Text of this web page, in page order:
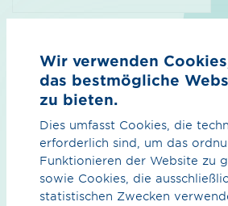
2023/2024
GWJ 2023/2024
Vorschau Download
Wir verwenden
das bestmögliche
zu bieten.
Dies umfasst Cookies, die
erforderlich sind, um das
Funktionieren der Website zu
sowie Cookies, die
statistischen Zwecken